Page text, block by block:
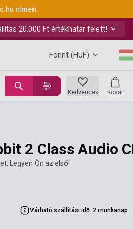
címen.
20.000 Ft értékhatár felett!
Forint (HUF)
Kedvencek Kosár
2 Class Audio
Legyen Ön az első!
Várható szállítási idő: 2 munkanap